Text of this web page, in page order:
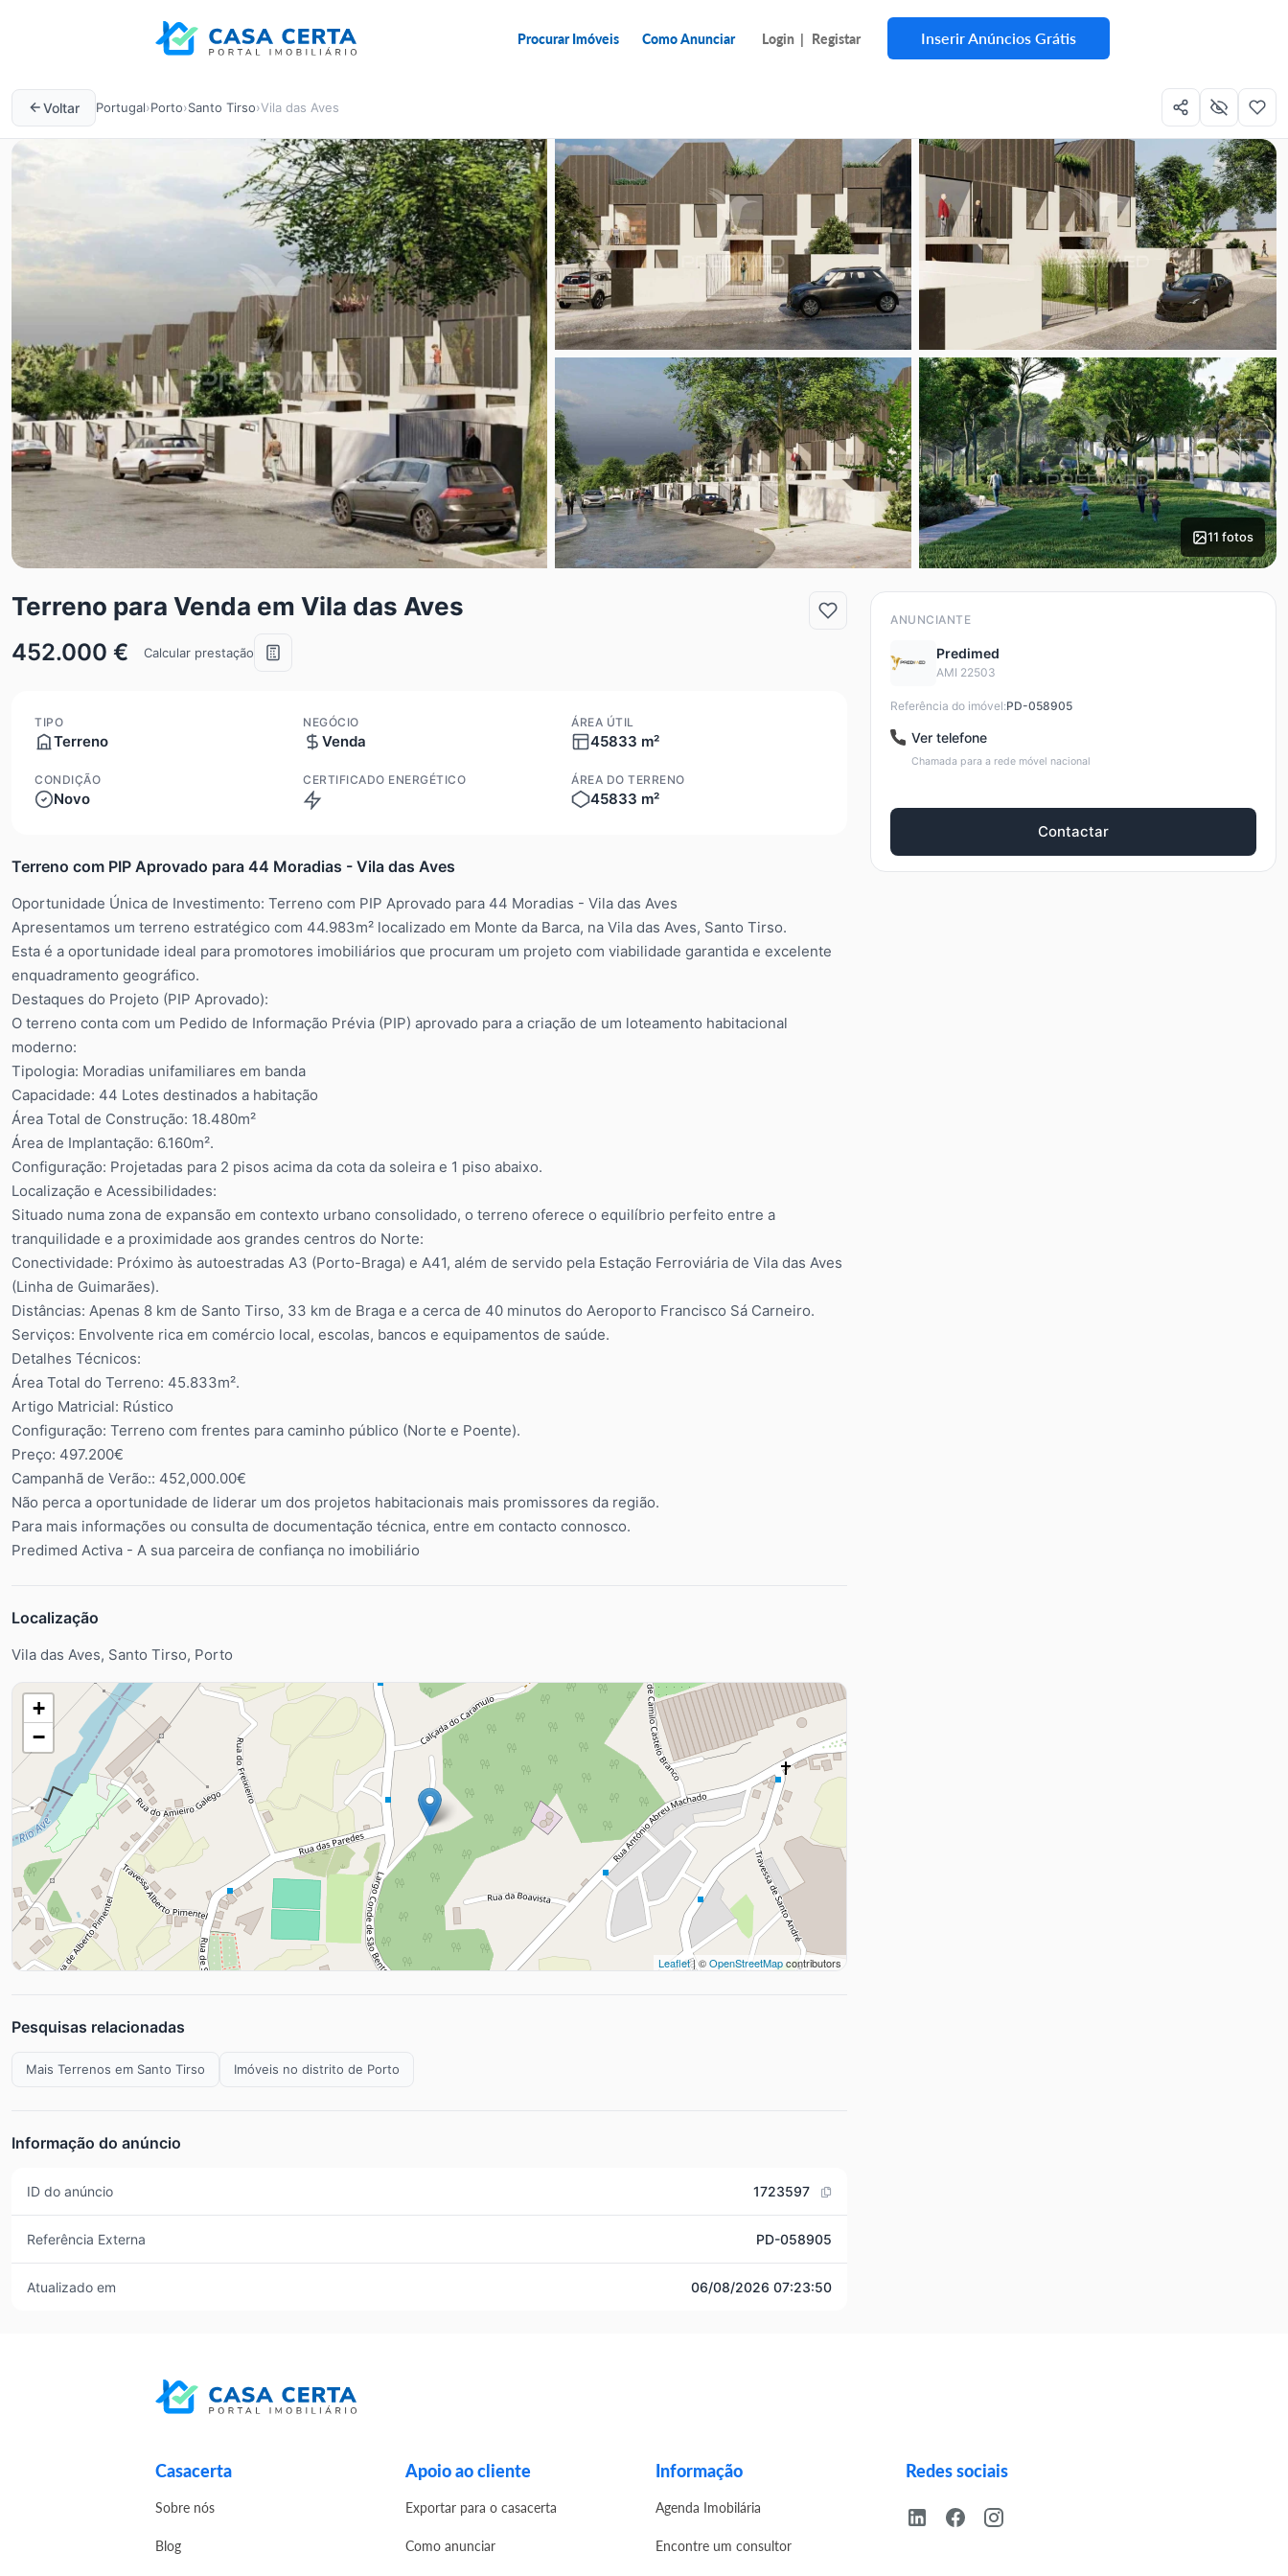
Procurar Imóveis Como Anunciar Login | Registar Inserir Anúncios Grátis
Voltar Portugal›Porto›Santo Tirso›Vila das Aves
11 fotos
Terreno para Venda em Vila das Aves
452.000 € Calcular prestação
TIPO
Terreno
NEGÓCIO
Venda
ÁREA ÚTIL
45833 m²
CONDIÇÃO
Novo
CERTIFICADO ENERGÉTICO
ÁREA DO TERRENO
45833 m²
Terreno com PIP Aprovado para 44 Moradias - Vila das Aves
Oportunidade Única de Investimento: Terreno com PIP Aprovado para 44 Moradias - Vila das Aves
Apresentamos um terreno estratégico com 44.983m² localizado em Monte da Barca, na Vila das Aves, Santo Tirso.
Esta é a oportunidade ideal para promotores imobiliários que procuram um projeto com viabilidade garantida e excelente
enquadramento geográfico.
Destaques do Projeto (PIP Aprovado):
O terreno conta com um Pedido de Informação Prévia (PIP) aprovado para a criação de um loteamento habitacional
moderno:
Tipologia: Moradias unifamiliares em banda
Capacidade: 44 Lotes destinados a habitação
Área Total de Construção: 18.480m²
Área de Implantação: 6.160m².
Configuração: Projetadas para 2 pisos acima da cota da soleira e 1 piso abaixo.
Localização e Acessibilidades:
Situado numa zona de expansão em contexto urbano consolidado, o terreno oferece o equilíbrio perfeito entre a
tranquilidade e a proximidade aos grandes centros do Norte:
Conectividade: Próximo às autoestradas A3 (Porto-Braga) e A41, além de servido pela Estação Ferroviária de Vila das Aves
(Linha de Guimarães).
Distâncias: Apenas 8 km de Santo Tirso, 33 km de Braga e a cerca de 40 minutos do Aeroporto Francisco Sá Carneiro.
Serviços: Envolvente rica em comércio local, escolas, bancos e equipamentos de saúde.
Detalhes Técnicos:
Área Total do Terreno: 45.833m².
Artigo Matricial: Rústico
Configuração: Terreno com frentes para caminho público (Norte e Poente).
Preço: 497.200€
Campanhã de Verão:: 452,000.00€
Não perca a oportunidade de liderar um dos projetos habitacionais mais promissores da região.
Para mais informações ou consulta de documentação técnica, entre em contacto connosco.
Predimed Activa - A sua parceira de confiança no imobiliário
Localização
Vila das Aves, Santo Tirso, Porto
+
−
Leaflet| ©OpenStreetMapcontributors
Pesquisas relacionadas
Mais Terrenos em Santo Tirso Imóveis no distrito de Porto
Informação do anúncio
ID do anúncio 1723597
Referência Externa PD-058905
Atualizado em 06/08/2026 07:23:50
ANUNCIANTE
Predimed
AMI 22503
Referência do imóvel:PD-058905
Ver telefone
Chamada para a rede móvel nacional
Contactar
Casacerta
Sobre nós
Blog
Apoio ao cliente
Exportar para o casacerta
Como anunciar
Informação
Agenda Imobilária
Encontre um consultor
Redes sociais